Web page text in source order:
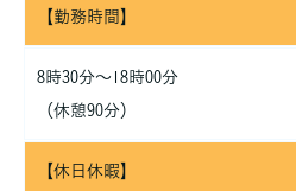
【勤務時間】
8時30分～18時00分
（休憩90分）
【休日休暇】